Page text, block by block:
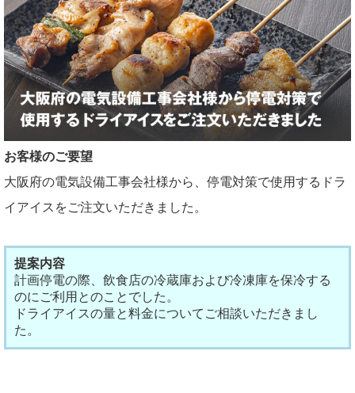
お客様のご要望
大阪府の電気設備工事会社様から、停電対策で使用するドラ
イアイスをご注文いただきました。
提案内容
計画停電の際、飲食店の冷蔵庫および冷凍庫を保冷する
のにご利用とのことでした。
ドライアイスの量と料金についてご相談いただきまし
た。